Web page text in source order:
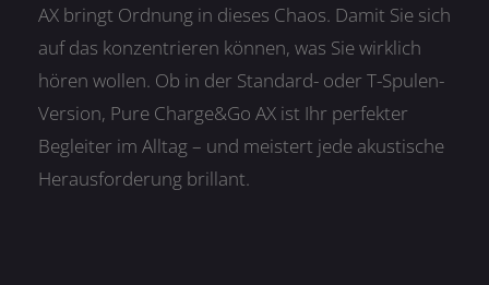
AX bringt Ordnung in dieses Chaos. Damit Sie sich
auf das konzentrieren können, was Sie wirklich
hören wollen. Ob in der Standard- oder T-Spulen-
Version, Pure Charge&Go AX ist Ihr perfekter
Begleiter im Alltag – und meistert jede akustische
Herausforderung brillant.